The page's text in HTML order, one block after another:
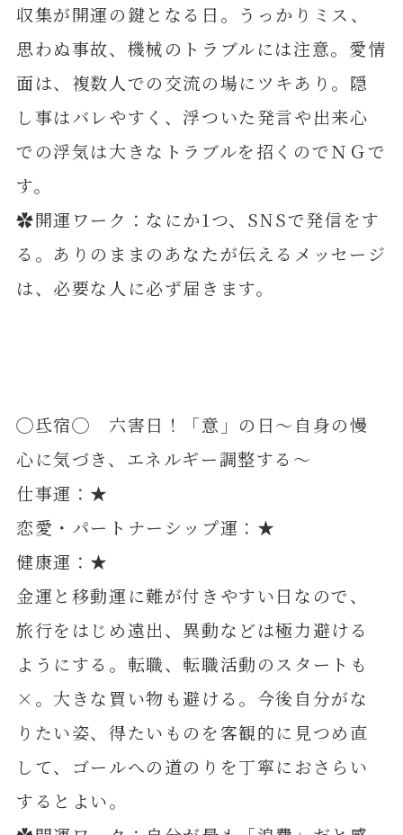
収集が開運の鍵となる日。うっかりミス、
思わぬ事故、機械のトラブルには注意。愛情
面は、複数人での交流の場にツキあり。隠
し事はバレやすく、浮ついた発言や出来心
での浮気は大きなトラブルを招くのでＮＧで
す。
✿開運ワーク：なにか1つ、SNSで発信をす
る。ありのままのあなたが伝えるメッセージ
は、必要な人に必ず届きます。
◯氐宿◯ 六害日！「意」の日～自身の慢
心に気づき、エネルギー調整する～
仕事運：★
恋愛・パートナーシップ運：★
健康運：★
金運と移動運に難が付きやすい日なので、
旅行をはじめ遠出、異動などは極力避ける
ようにする。転職、転職活動のスタートも
×。大きな買い物も避ける。今後自分がな
りたい姿、得たいものを客観的に見つめ直
して、ゴールへの道のりを丁寧におさらい
するとよい。